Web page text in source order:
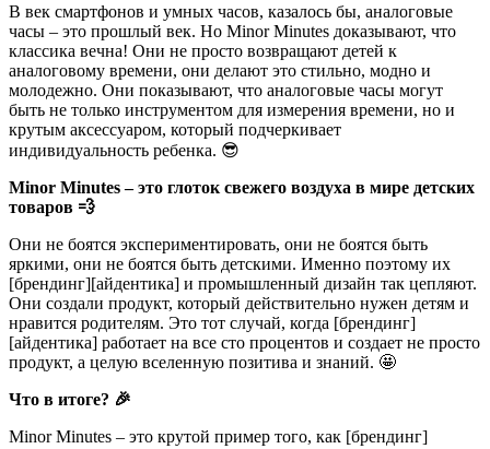
В век смартфонов и умных часов, казалось бы, аналоговые
часы – это прошлый век. Но Minor Minutes доказывают, что
классика вечна! Они не просто возвращают детей к
аналоговому времени, они делают это стильно, модно и
молодежно. Они показывают, что аналоговые часы могут
быть не только инструментом для измерения времени, но и
крутым аксессуаром, который подчеркивает
индивидуальность ребенка. 😎
Minor Minutes – это глоток свежего воздуха в мире детских
товаров 💨
Они не боятся экспериментировать, они не боятся быть
яркими, они не боятся быть детскими. Именно поэтому их
[брендинг][айдентика] и промышленный дизайн так цепляют.
Они создали продукт, который действительно нужен детям и
нравится родителям. Это тот случай, когда [брендинг]
[айдентика] работает на все сто процентов и создает не просто
продукт, а целую вселенную позитива и знаний. 🤩
Что в итоге? 🎉
Minor Minutes – это крутой пример того, как [брендинг]